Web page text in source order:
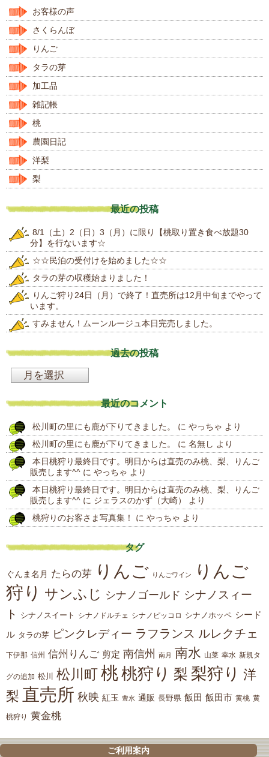
お客様の声
さくらんぼ
りんご
タラの芽
加工品
雑記帳
桃
農園日記
洋梨
梨
最近の投稿
8/1（土）2（日）3（月）に限り【桃取り置き食べ放題30
分】を行ないます☆
☆☆民泊の受付けを始めました☆☆
タラの芽の収穫始まりました！
りんご狩り24日（月）で終了！直売所は12月中旬までやって
います。
すみません！ムーンルージュ本日完売しました。
過去の投稿
投
稿
最近のコメント
松川町の里にも鹿が下りてきました。 に やっちゃ より
松川町の里にも鹿が下りてきました。
に 名無し より
本日桃狩り最終日です。明日からは直売のみ桃、梨、りんご
販売します^^ に やっちゃ より
本日桃狩り最終日です。明日からは直売のみ桃、梨、りんご
販売します^^ に ジェラスのかず（大崎）
より
桃狩りのお客さま写真集！
に やっちゃ より
タグ
ぐんま名月 たらの芽 りんご りんごワイン
りんご
狩り サンふじ シナノゴールド シナノスィー
ト
シナノスイート シナノドルチェ シナノピッコロ シナノホッペ シード
ル タラの芽 ピンクレディー ラフランス ルレクチェ
下伊那 信州 信州りんご 剪定 南信州 南月 南水 山菜 幸水 新規タ
グの追加 松川 松川町 桃桃狩り 梨 梨狩り 洋
梨 直売所 秋映 紅玉 豊水 通販 長野県 飯田 飯田市 黄桃 黄
桃狩り 黄金桃
ご利用案内